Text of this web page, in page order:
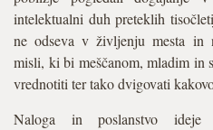
intelektualni duh preteklih
ne odseva v življenju mesta in
misli, ki bi meščanom, mladim in
vrednotiti ter tako dvigovati
Naloga in poslanstvo